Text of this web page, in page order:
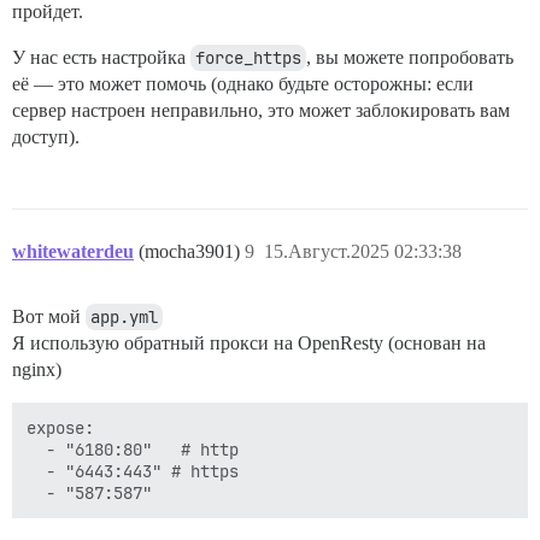
submit @ confirm-session.gjs:84
await in submit
(аноним) @ d-button.gjs:138
invoke @ index.js:264
flush @ index.js:180
flush @ index.js:334
_end @ index.js:762
_installTimerTimeout @ index.js:912
_later @ index.js:823
T @ index.js:562
_triggerAction @ d-button.gjs:135
click @ d-button.gjs:93
user-passkeys.gjs:104  {jqXHR: {…}, textStatus:
didConfirm @ user-passkeys.gjs:140
didConfirmWrapped @ dialog.js:134
_join @ index.js:788
join @ index.js:605
пройдет.
У нас есть настройка force_https , вы можете попробовать
её — это может помочь (однако будьте осторожны: если
сервер настроен неправильно, это может заблокировать вам
доступ).
whitewaterdeu (mocha3901) 15.Август.2025 02:33:38
9
Вот мой app.yml
Я использую обратный прокси на OpenResty (основан на
nginx)
expose:
  - "6180:80"   # http
  - "6443:443" # https